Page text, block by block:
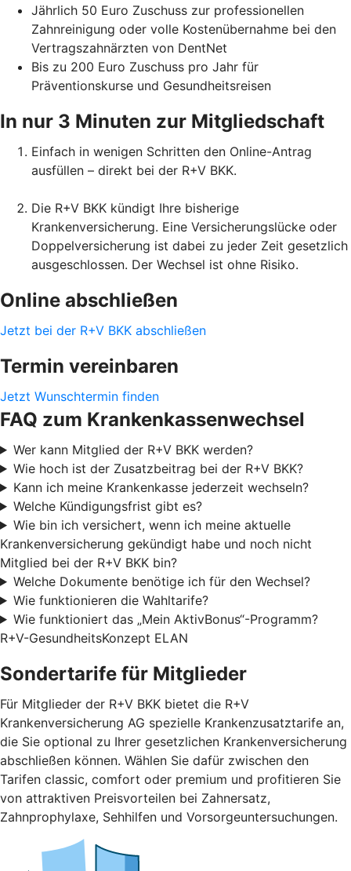
Jährlich 50 Euro Zuschuss zur professionellen
Zahnreinigung oder volle Kostenübernahme bei den
Vertragszahnärzten von DentNet
Bis zu 200 Euro Zuschuss pro Jahr für
Präventionskurse und Gesundheitsreisen
In nur 3 Minuten zur Mitgliedschaft
Einfach in wenigen Schritten den Online-Antrag
ausfüllen – direkt bei der R+V BKK.
Die R+V BKK kündigt Ihre bisherige
Krankenversicherung. Eine Versicherungslücke oder
Doppelversicherung ist dabei zu jeder Zeit gesetzlich
ausgeschlossen. Der Wechsel ist ohne Risiko.
Online abschließen
Jetzt bei der R+V BKK abschließen
Termin vereinbaren
Jetzt Wunschtermin finden
FAQ zum Krankenkassenwechsel
Wer kann Mitglied der R+V BKK werden?
Wie hoch ist der Zusatzbeitrag bei der R+V BKK?
Kann ich meine Krankenkasse jederzeit wechseln?
Welche Kündigungsfrist gibt es?
Wie bin ich versichert, wenn ich meine aktuelle
Krankenversicherung gekündigt habe und noch nicht
Mitglied bei der R+V BKK bin?
Welche Dokumente benötige ich für den Wechsel?
Wie funktionieren die Wahltarife?
Wie funktioniert das „Mein AktivBonus“-Programm?
R+V-GesundheitsKonzept ELAN
Sondertarife für Mitglieder
Für Mitglieder der R+V BKK bietet die R+V
Krankenversicherung AG spezielle Krankenzusatztarife an,
die Sie optional zu Ihrer gesetzlichen Krankenversicherung
abschließen können. Wählen Sie dafür zwischen den
Tarifen classic, comfort oder premium und profitieren Sie
von attraktiven Preisvorteilen bei Zahnersatz,
Zahnprophylaxe, Sehhilfen und Vorsorgeuntersuchungen.